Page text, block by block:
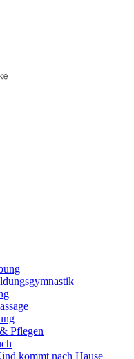
Pflegen
kommt nach Hause